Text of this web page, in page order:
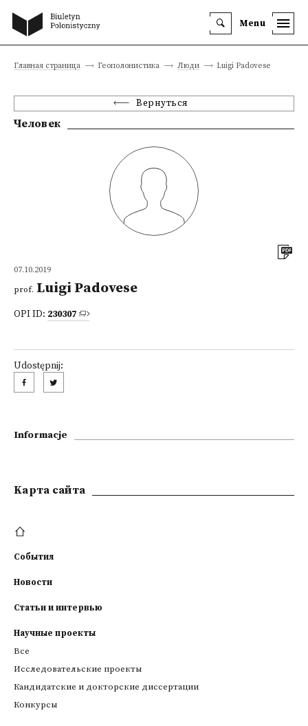
Menu
Главная страница Геополонистика Люди Luigi Padovese
Вернуться
Человек
07.10.2019
prof. Luigi Padovese
OPI ID: 230307
Udostępnij:
Informacje
Kарта сайта
События
Новости
Статьи и интервью
Научные проекты
Все
Исследовательские проекты
Кандидатские и докторские диссертации
Конкурсы